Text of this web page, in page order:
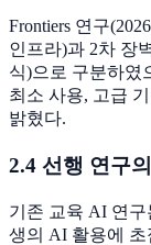
Frontiers 연구
인프라)과 2차 장
식)으로 구분하였
최소 사용, 고급
밝혔다.
2.4 선행 연구
기존 교육 AI 연
생의 AI 활용에